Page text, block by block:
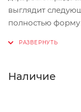
выглядит
полностью
Нажмите кнопку
Наличие